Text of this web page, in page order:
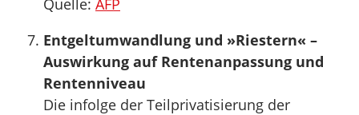
Quelle: AFP
Entgeltumwandlung und »Riestern« –
Auswirkung auf Rentenanpassung und
Rentenniveau
Die infolge der Teilprivatisierung der